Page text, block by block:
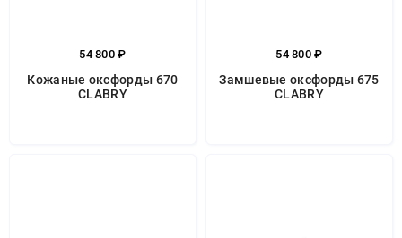
54 800 ₽
Кожаные оксфорды 670
CLABRY
54 800 ₽
Замшевые оксфорды 675
CLABRY